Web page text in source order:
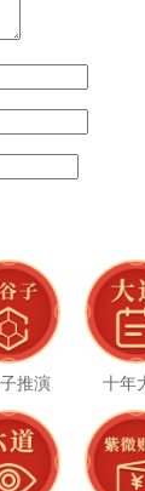
推演 十年